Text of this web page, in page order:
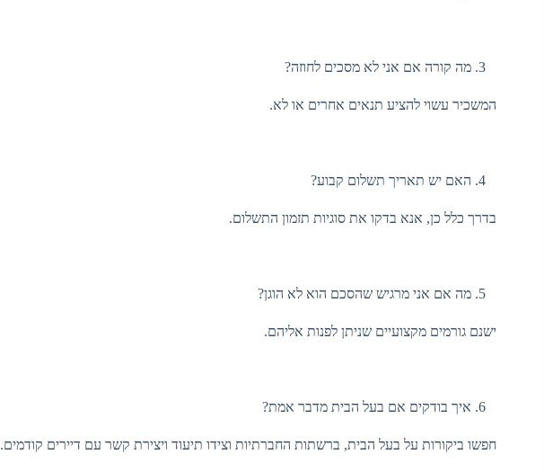
מה קורה אם אני לא מסכים לחוזה?
המשכיר עשוי להציע תנאים אחרים או לא.
האם יש תאריך תשלום קבוע?
בדרך כלל כן, אנא בדקו את סוגיות תזמון התשלום.
מה אם אני מרגיש שהסכם הוא לא הוגן?
ישנם גורמים מקצועיים שניתן לפנות אליהם.
איך בודקים אם בעל הבית מדבר אמת?
חפשו ביקורות על בעל הבית, ברשתות החברתיות וצידו תיעוד ויצירת קשר עם דיירים קודמים.